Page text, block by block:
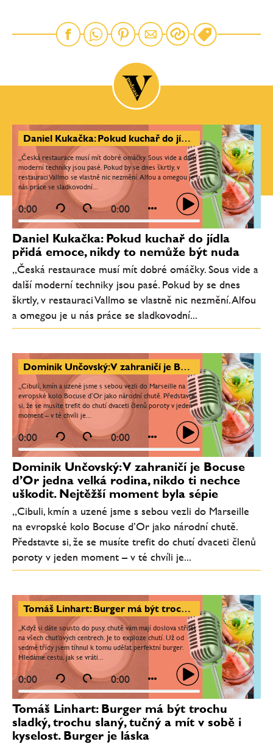
Daniel Kukačka: Pokud kuchař do jídla přidá emoce, nikdy to nemůže být nuda
„Česká restaurace musí mít dobré omáčky. Sous vide a další
moderní techniky jsou pasé. Pokud by se dnes škrtly, v
restauraci Vallmo se vlastně nic nezmění. Alfou a omegou je u
nás práce se sladkovodní...
0:00 0:00
Daniel Kukačka: Pokud kuchař do jídla
přidá emoce, nikdy to nemůže být nuda
„Česká restaurace musí mít dobré omáčky. Sous vide a
další moderní techniky jsou pasé. Pokud by se dnes
škrtly, v restauraci Vallmo se vlastně nic nezmění. Alfou
a omegou je u nás práce se sladkovodní...
Dominik Unčovský: V zahraničí je Bocuse d’Or jedna velká rodina, nikdo ti nechce uškodit. Nejtěžší moment byla sépie
„Cibuli, kmín a uzené jsme s sebou vezli do Marseille na
evropské kolo Bocuse d’Or jako národní chutě. Představte
si, že se musíte trefit do chutí dvaceti členů poroty v jeden
moment – v té chvíli je...
0:00 0:00
Dominik Unčovský: V zahraničí je Bocuse
d’Or jedna velká rodina, nikdo ti nechce
uškodit. Nejtěžší moment byla sépie
„Cibuli, kmín a uzené jsme s sebou vezli do Marseille
na evropské kolo Bocuse d’Or jako národní chutě.
Představte si, že se musíte trefit do chutí dvaceti členů
poroty v jeden moment – v té chvíli je...
Tomáš Linhart: Burger má být trochu sladký, trochu slaný, tučný a mít v sobě i kyselost. Burger je láska
„Když si dáte sousto do pusy, chutě vám mají doslova střílet
na všech chuťových centrech. Je to exploze chutí. Už od
sedmé třídy jsem tíhnul k tomu udělat perfektní burger.
Hledáme cestu, jak se vráti...
0:00 0:00
Tomáš Linhart: Burger má být trochu
sladký, trochu slaný, tučný a mít v sobě i
kyselost. Burger je láska